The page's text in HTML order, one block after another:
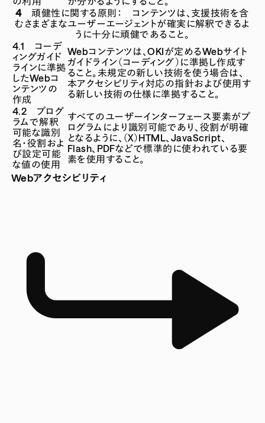
4 頑健性に関する原則： コンテンツは、支援技術を含
むさまざまなユーザーエージェントが確実に解釈できるよ
うに十分に頑健であること。
4.1 コーデ
ィングガイド
ラインに準拠
したWebコ
ンテンツの
作成
Webコンテンツは、OKIが定めるWebサイト
ガイドライン（コーディング）に準拠し作成す
ること。未規定の新しい技術を使う場合は、
本アクセシビリティ対応の指針および使用す
る新しい技術の仕様に準拠すること。
4.2 プログ
ラムで解釈
可能な識別
名・役割およ
び設定可能
な値の使用
すべてのユーザーインターフェース要素がプ
ログラムにより識別可能であり、役割が明確
となるように、（X）HTML、JavaScript、
Flash、PDFなどで標準的に使われている要
素を使用すること。
Webアクセシビリティ